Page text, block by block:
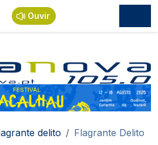
principal
Ouvir
delito Flagrante Delito